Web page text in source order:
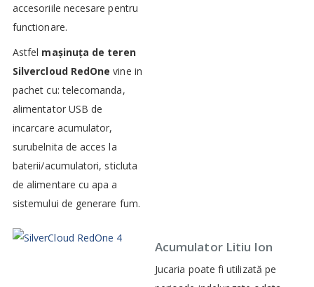
accesoriile necesare pentru
functionare.
Astfel mașinuța de teren
Silvercloud RedOne vine in
pachet cu: telecomanda,
alimentator USB de
incarcare acumulator,
surubelnita de acces la
baterii/acumulatori, sticluta
de alimentare cu apa a
sistemului de generare fum.
Acumulator Litiu Ion
Jucaria poate fi utilizată pe